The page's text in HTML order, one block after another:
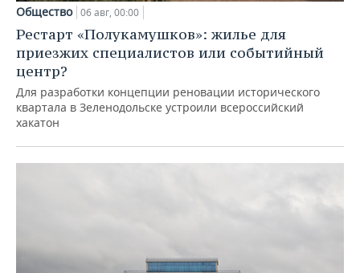
Общество 06 авг, 00:00
Рестарт «Полукамушков»: жилье для
приезжих специалистов или событийный
центр?
Для разработки концепции реновации исторического
квартала в Зеленодольске устроили всероссийский
хакатон